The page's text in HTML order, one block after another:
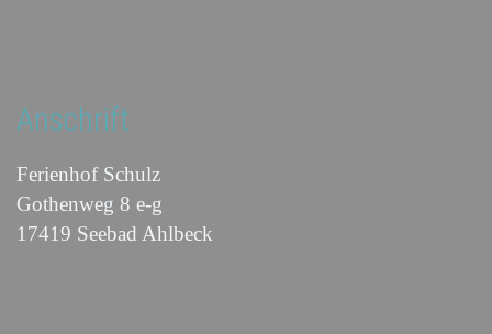
Anschrift
Ferienhof Schulz
Gothenweg 8 e-g
17419 Seebad Ahlbeck